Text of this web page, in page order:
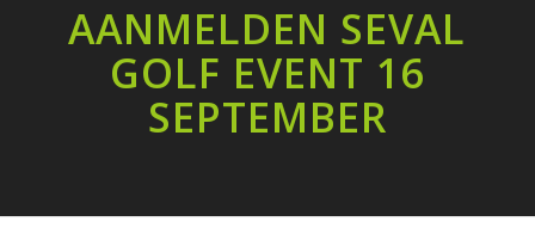
AANMELDEN SEVAL
GOLF EVENT 16
SEPTEMBER